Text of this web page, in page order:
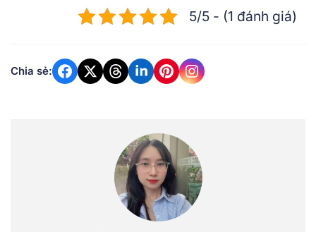
5/5 - (1 đánh giá)
Chia sẻ: